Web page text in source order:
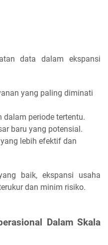
data dalam ekspansi
yang paling diminati
dalam periode tertentu.
baru yang potensial.
lebih efektif dan
baik, ekspansi usaha
dan minim risiko.
Dalam Skala